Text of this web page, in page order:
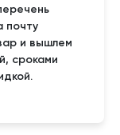
почту
и вышлем
сроками